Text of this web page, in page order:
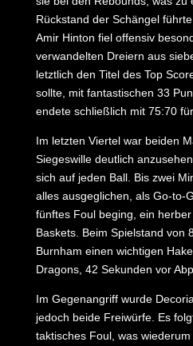
Rückstand der Schängel
Amir Hinton fiel offensiv
verwandelten Dreiern aus
letztlich den Titel des Top
sollte, mit fantastischen 33
endete schließlich mit 75:70
Im letzten Viertel war beiden
Siegeswille deutlich
sich auf jeden Ball. Bis zwei
alles ausgeglichen, als Go-to-
fünftes Foul beging, ein
Baskets. Beim Spielstand von
Burnham einen wichtigen
Dragons, 42 Sekunden vor
Im Gegenangriff wurde
jedoch beide Freiwürfe. Es
taktisches Foul, was